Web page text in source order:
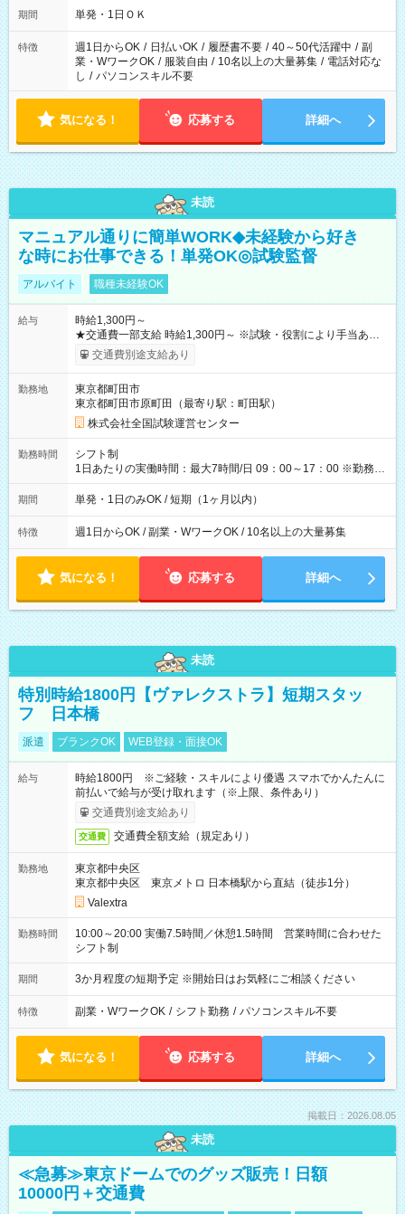
期間 単発・1日ＯＫ
特徴 週1日からOK / 日払いOK / 履歴書不要 / 40～50代活躍中 / 副
業・WワークOK / 服装自由 / 10名以上の大量募集 / 電話対応な
し / パソコンスキル不要
気になる！ 応募する 詳細へ
未読
マニュアル通りに簡単WORK◆未経験から好き
な時にお仕事できる！単発OK◎試験監督
アルバイト 職種未経験OK
給与
時給1,300円～
★交通費一部支給 時給1,300円～ ※試験・役割により手当あり
※勤務回数により昇給あり 【即給（前払い）オプションあ
り！】 希望される場合、勤務から1週間ほどで給与の一部を受け
例】 ・河合塾模擬試験 8:30～17:30（休憩1時間） 時給1,300円
×8時間＝日収10,400円＋交通費 ※当日の役割により時給＋100
円の場合あり ・国家試験 7:00～13:30（休憩なし） 時給1,300
円（役割手当＋100円）×6時間＝日収8,400円＋交通費 【試用期
間】試用期間なし
交通費別途支給あり
勤務地
東京都町田市
東京都町田市原町田（最寄り駅：町田駅）
株式会社全国試験運営センター
勤務時間
シフト制
1日あたりの実働時間：最大7時間/日 09：00～17：00 ※勤務時
間は 試験により異なります。
期間 単発・1日のみOK / 短期（1ヶ月以内）
特徴 週1日からOK / 副業・WワークOK / 10名以上の大量募集
気になる！ 応募する 詳細へ
未読
特別時給1800円【ヴァレクストラ】短期スタッ
フ 日本橋
派遣 ブランクOK WEB登録・面接OK
給与
時給1800円 ※ご経験・スキルにより優遇 スマホでかんたんに
前払いで給与が受け取れます（※上限、条件あり）
交通費別途支給あり
交通費 交通費全額支給（規定あり）
勤務地
東京都中央区
東京都中央区 東京メトロ 日本橋駅から直結（徒歩1分）
Valextra
勤務時間
10:00～20:00 実働7.5時間／休憩1.5時間 営業時間に合わせた
シフト制
期間 3か月程度の短期予定 ※開始日はお気軽にご相談ください
特徴 副業・WワークOK / シフト勤務 / パソコンスキル不要
気になる！ 応募する 詳細へ
掲載日：2026.08.05
未読
≪急募≫東京ドームでのグッズ販売！日額
10000円＋交通費